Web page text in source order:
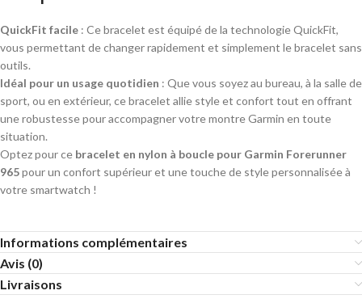
QuickFit facile : Ce bracelet est équipé de la technologie QuickFit,
vous permettant de changer rapidement et simplement le bracelet sans
outils.
Idéal pour un usage quotidien : Que vous soyez au bureau, à la salle de
sport, ou en extérieur, ce bracelet allie style et confort tout en offrant
une robustesse pour accompagner votre montre Garmin en toute
situation.
Optez pour ce bracelet en nylon à boucle pour Garmin Forerunner
965pour un confort supérieur et une touche de style personnalisée à
votre smartwatch !
Informations complémentaires
Avis (0)
Livraisons